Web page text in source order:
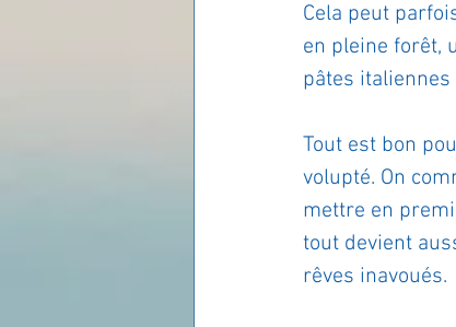
Cela peut
en pleine forêt,
pâtes
Tout est bon
volupté. On
mettre en
tout devient
rêves inavoués.